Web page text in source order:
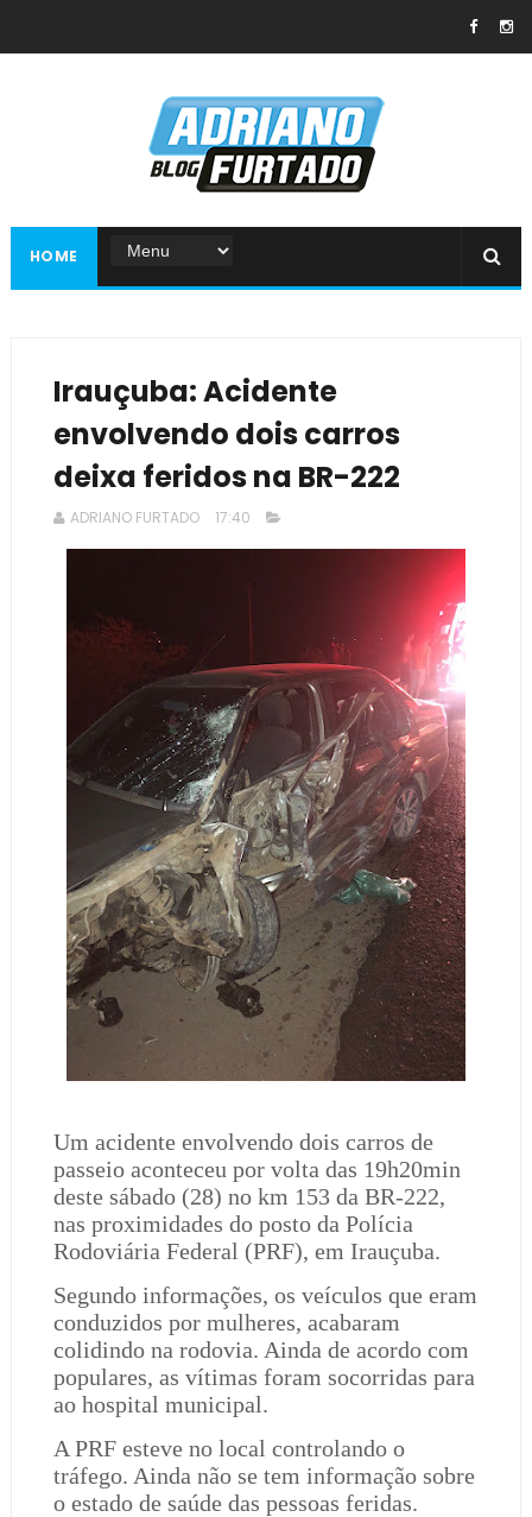
HOME
Irauçuba: Acidente
envolvendo dois carros
deixa feridos na BR-222
ADRIANO FURTADO 17:40
Um acidente envolvendo dois carros de
passeio aconteceu por volta das 19h20min
deste sábado (28) no km 153 da BR-222,
nas proximidades do posto da Polícia
Rodoviária Federal (PRF), em Irauçuba.
Segundo informações, os veículos que eram
conduzidos por mulheres, acabaram
colidindo na rodovia. Ainda de acordo com
populares, as vítimas foram socorridas para
ao hospital municipal.
A PRF esteve no local controlando o
tráfego. Ainda não se tem informação sobre
o estado de saúde das pessoas feridas.